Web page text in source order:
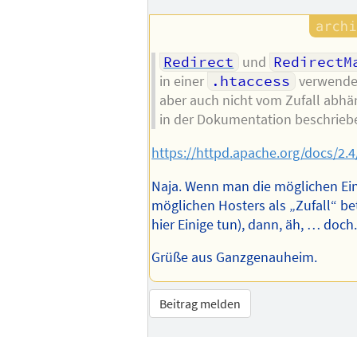
Redirect und
in einer .htaccess
aber auch nicht vom Zufall
in der Dokumentation
https://httpd.apache.org/docs/
Naja. Wenn man die möglichen
möglichen Hosters als „Zufall“
hier Einige tun), dann, äh, … doch.
Grüße aus Ganzgenauheim.
Beitrag melden